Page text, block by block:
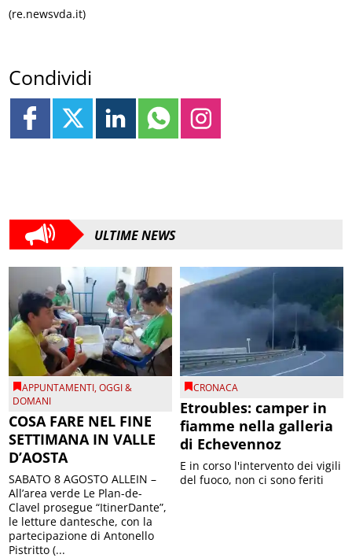
(re.newsvda.it)
Condividi
ULTIME NEWS
APPUNTAMENTI,OGGI &
DOMANI
COSA FARE NEL FINE
SETTIMANA IN VALLE
D’AOSTA
SABATO 8 AGOSTO ALLEIN –
All’area verde Le Plan-de-
Clavel prosegue “ItinerDante”,
le letture dantesche, con la
partecipazione di Antonello
Pistritto (...
CRONACA
Etroubles: camper in
fiamme nella galleria
di Echevennoz
E in corso l'intervento dei vigili
del fuoco, non ci sono feriti